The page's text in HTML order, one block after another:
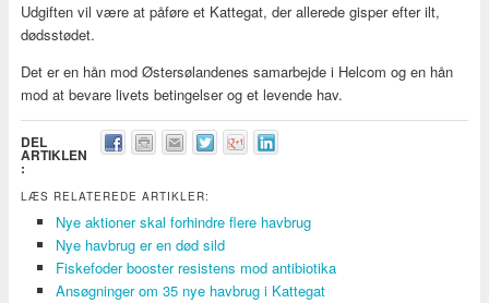
Udgiften vil være at påføre et Kattegat, der allerede gisper efter ilt,
dødsstødet.
Det er en hån mod Østersølandenes samarbejde i Helcom og en hån
mod at bevare livets betingelser og et levende hav.
DEL
ARTIKLEN
:
LÆS RELATEREDE ARTIKLER:
Nye aktioner skal forhindre flere havbrug
Nye havbrug er en død sild
Fiskefoder booster resistens mod antibiotika
Ansøgninger om 35 nye havbrug i Kattegat